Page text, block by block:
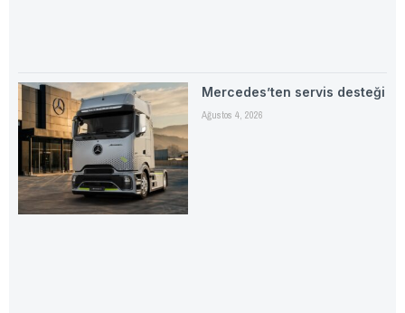
Mercedes’ten servis desteği
Ağustos 4, 2026